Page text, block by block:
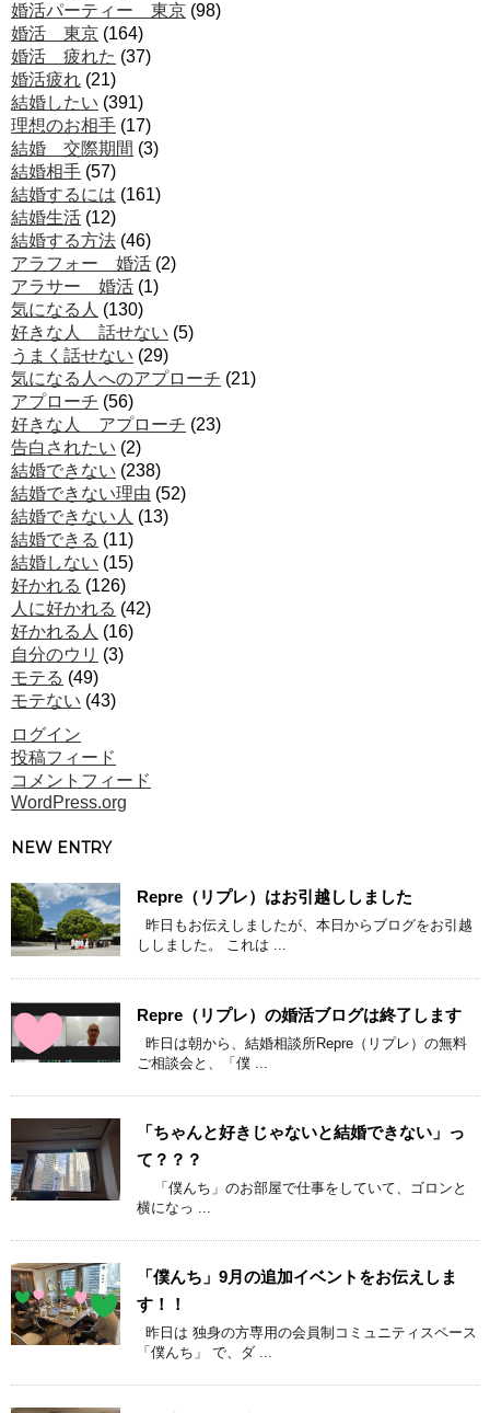
婚活パーティー 東京 (98)
婚活 東京 (164)
婚活 疲れた (37)
婚活疲れ (21)
結婚したい (391)
理想のお相手 (17)
結婚 交際期間 (3)
結婚相手 (57)
結婚するには (161)
結婚生活 (12)
結婚する方法 (46)
アラフォー 婚活 (2)
アラサー 婚活 (1)
気になる人 (130)
好きな人 話せない (5)
うまく話せない (29)
気になる人へのアプローチ (21)
アプローチ (56)
好きな人 アプローチ (23)
告白されたい (2)
結婚できない (238)
結婚できない理由 (52)
結婚できない人 (13)
結婚できる (11)
結婚しない (15)
好かれる (126)
人に好かれる (42)
好かれる人 (16)
自分のウリ (3)
モテる (49)
モテない (43)
ログイン
投稿フィード
コメントフィード
WordPress.org
NEW ENTRY
Repre（リプレ）はお引越ししました
昨日もお伝えしましたが、本日からブログをお引越
ししました。 これは ...
Repre（リプレ）の婚活ブログは終了します
昨日は朝から、結婚相談所Repre（リプレ）の無料
ご相談会と、「僕 ...
「ちゃんと好きじゃないと結婚できない」っ
て？？？
「僕んち」のお部屋で仕事をしていて、ゴロンと
横になっ ...
「僕んち」9月の追加イベントをお伝えしま
す！！
昨日は 独身の方専用の会員制コミュニティスペース
「僕んち」 で、ダ ...